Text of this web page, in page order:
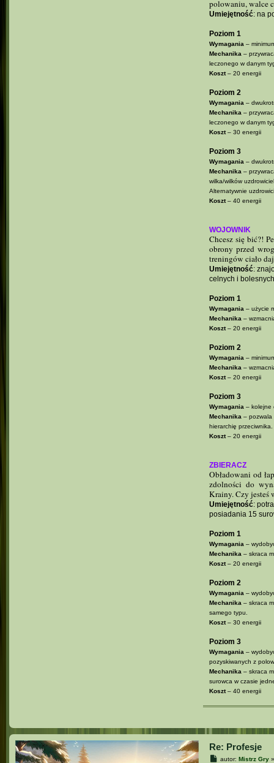
polowaniu, walce
Umiejętność: na
Poziom 1
Wymagania –
Mechanika –
leczonego w danym
Koszt– 20 energii
Poziom 2
Wymagania –
Mechanika –
leczonego w danym
Koszt– 30 energii
Poziom 3
Wymagania –
Mechanika –
wilka/wilków
Alternatywnie
Koszt– 40 energii
WOJOWNIK
Chcesz się bić?!
obrony przed
treningów ciało
Umiejętność:
celnych i
Poziom 1
Wymagania – użycie
Mechanika –
Koszt– 20 energii
Poziom 2
Wymagania –
Mechanika –
Koszt– 20 energii
Poziom 3
Wymagania – kolejne
Mechanika – pozwala
hierarchię przeciwnika.
Koszt– 20 energii
ZBIERACZ
Obładowani od
zdolności do
Krainy. Czy jesteś
Umiejętność:
posiadania 15
Poziom 1
Wymagania –
Mechanika – skraca
Koszt– 20 energii
Poziom 2
Wymagania –
Mechanika – skraca
samego typu.
Koszt– 30 energii
Poziom 3
Wymagania –
pozyskiwanych z
Mechanika – skraca
surowca w czasie
Koszt– 40 energii
Re: Profesje
Pautor:Mistrz Gry